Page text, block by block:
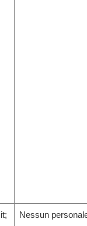
Nessun